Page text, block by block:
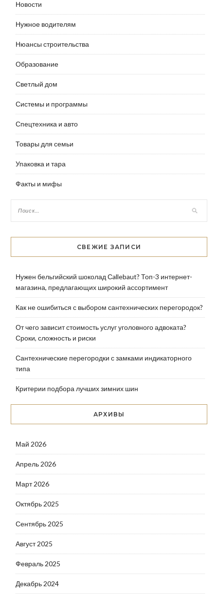
Новости
Нужное водителям
Нюансы строительства
Образование
Светлый дом
Системы и программы
Спецтехника и авто
Товары для семьи
Упаковка и тара
Факты и мифы
СВЕЖИЕ ЗАПИСИ
Нужен бельгийский шоколад Сallebaut? Топ-3 интернет-
магазина, предлагающих широкий ассортимент
Как не ошибиться с выбором сантехнических перегородок?
От чего зависит стоимость услуг уголовного адвоката?
Сроки, сложность и риски
Сантехнические перегородки с замками индикаторного
типа
Критерии подбора лучших зимних шин
АРХИВЫ
Май 2026
Апрель 2026
Март 2026
Октябрь 2025
Сентябрь 2025
Август 2025
Февраль 2025
Декабрь 2024